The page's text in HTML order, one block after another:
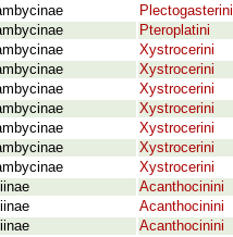
Plectogasterini
Pteroplatini
Xystrocerini
Xystrocerini
Xystrocerini
Xystrocerini
Xystrocerini
Xystrocerini
Xystrocerini
Acanthocinini
Acanthocinini
Acanthocinini